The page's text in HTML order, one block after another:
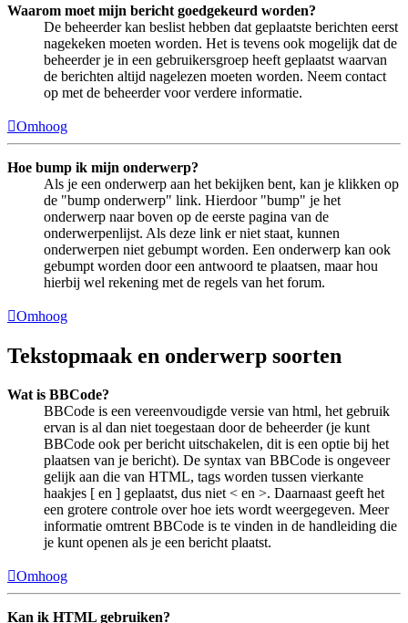
Waarom moet mijn bericht goedgekeurd worden?
De beheerder kan beslist hebben dat geplaatste berichten eerst
nagekeken moeten worden. Het is tevens ook mogelijk dat de
beheerder je in een gebruikersgroep heeft geplaatst waarvan
de berichten altijd nagelezen moeten worden. Neem contact
op met de beheerder voor verdere informatie.
Omhoog
Hoe bump ik mijn onderwerp?
Als je een onderwerp aan het bekijken bent, kan je klikken op
de "bump onderwerp" link. Hierdoor "bump" je het
onderwerp naar boven op de eerste pagina van de
onderwerpenlijst. Als deze link er niet staat, kunnen
onderwerpen niet gebumpt worden. Een onderwerp kan ook
gebumpt worden door een antwoord te plaatsen, maar hou
hierbij wel rekening met de regels van het forum.
Omhoog
Tekstopmaak en onderwerp soorten
Wat is BBCode?
BBCode is een vereenvoudigde versie van html, het gebruik
ervan is al dan niet toegestaan door de beheerder (je kunt
BBCode ook per bericht uitschakelen, dit is een optie bij het
plaatsen van je bericht). De syntax van BBCode is ongeveer
gelijk aan die van HTML, tags worden tussen vierkante
haakjes [ en ] geplaatst, dus niet < en >. Daarnaast geeft het
een grotere controle over hoe iets wordt weergegeven. Meer
informatie omtrent BBCode is te vinden in de handleiding die
je kunt openen als je een bericht plaatst.
Omhoog
Kan ik HTML gebruiken?